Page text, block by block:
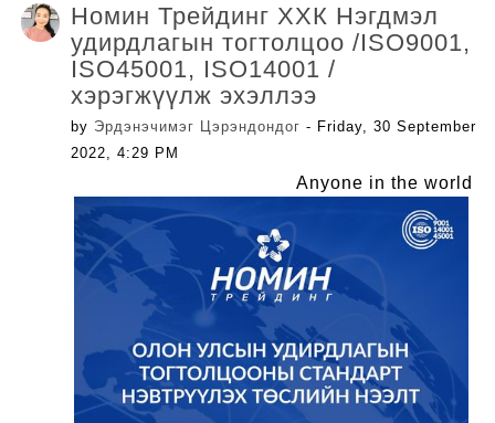
Номин Трейдинг ХХК Нэгдмэл
удирдлагын тогтолцоо /ISO9001,
ISO45001, ISO14001 /
хэрэгжүүлж эхэллээ
by Эрдэнэчимэг Цэрэндондог - Friday, 30 September
2022, 4:29 PM
Anyone in the world